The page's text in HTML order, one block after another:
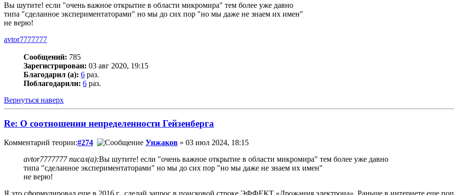
Вы шутите! если "очень важное открытие в области микромира" тем более уже давно
типа "сделанное экспериментаторами" но мы до сих пор "но мы даже не знаем их имен"
не верю!
avtor7777777
Сообщений: 785
Зарегистрирован: 03 авг 2020, 19:15
Благодарил (а): 6 раз.
Поблагодарили: 6 раз.
Вернуться наверх
Re: О соотношении непределенности Гейзенберга
Комментарий теории:#274 Унжаков » 03 июл 2024, 18:15
avtor7777777 писал(а):Вы шутите! если "очень важное открытие в области микромира" тем более уже давно
типа "сделанное экспериментаторами" но мы до сих пор "но мы даже не знаем их имен"
не верю!